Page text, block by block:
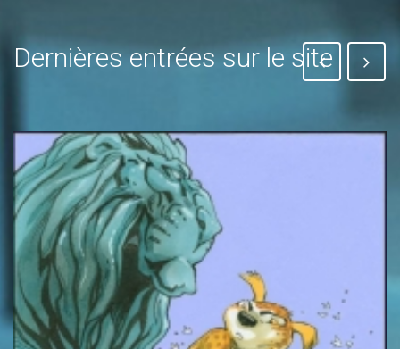
Dernières entrées sur le site